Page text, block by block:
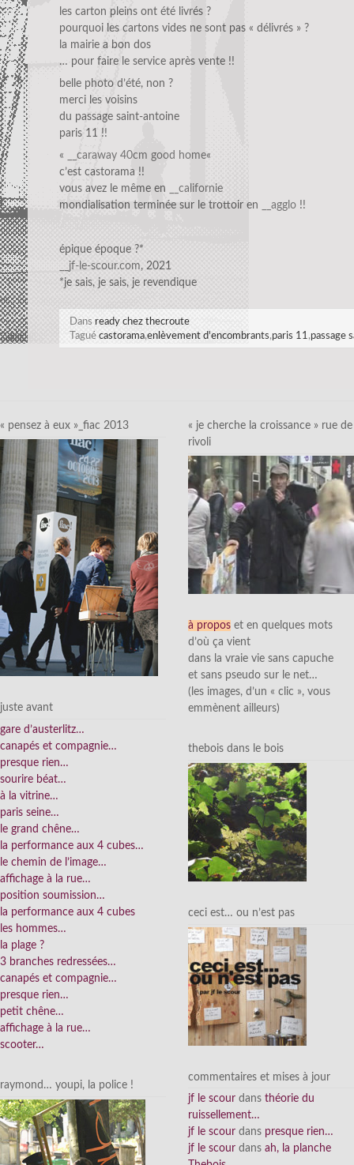
les carton pleins ont été livrés ?
pourquoi les cartons vides ne sont pas « délivrés » ?
la mairie a bon dos
… pour faire le service après vente !!
belle photo d’été, non ?
merci les voisins
du passage saint-antoine
paris 11 !!
«
__caraway 40cm good home«
c’est castorama !!
vous avez le même en
__californie
mondialisation terminée sur le trottoir en
__agglo !!
épique époque ?*
__jf-le-scour.com, 2021
*je sais, je sais, je revendique
Dans ready chez thecroute
Tagué castorama,enlèvement d'encombrants,paris 11 ,passage
« pensez à eux »_fiac 2013
juste avant
gare d’austerlitz…
canapés et compagnie…
presque rien…
sourire béat…
à la vitrine…
paris seine…
le grand chêne…
la performance aux 4 cubes…
le chemin de l’image…
affichage à la rue…
position soumission…
la performance aux 4 cubes
les hommes…
la plage ?
3 branches redressées…
canapés et compagnie…
presque rien…
petit chêne…
affichage à la rue…
scooter…
raymond… youpi, la police !
« je cherche la croissance » rue de
rivoli
à propos et en quelques mots
d’où ça vient
dans la vraie vie sans capuche
et sans pseudo sur le net…
(les images, d’un « clic », vous
emmènent ailleurs)
thebois dans le bois
ceci est… ou n’est pas
commentaires et mises à jour
jf le scour dans théorie du
ruissellement…
jf le scour dans presque rien…
jf le scour dans ah, la planche